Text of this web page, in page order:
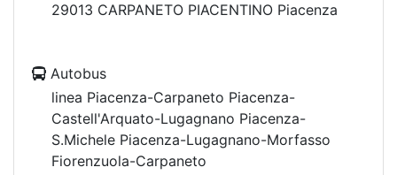
29013 CARPANETO PIACENTINO Piacenza
Autobus
linea Piacenza-Carpaneto Piacenza-
Castell'Arquato-Lugagnano Piacenza-
S.Michele Piacenza-Lugagnano-Morfasso
Fiorenzuola-Carpaneto